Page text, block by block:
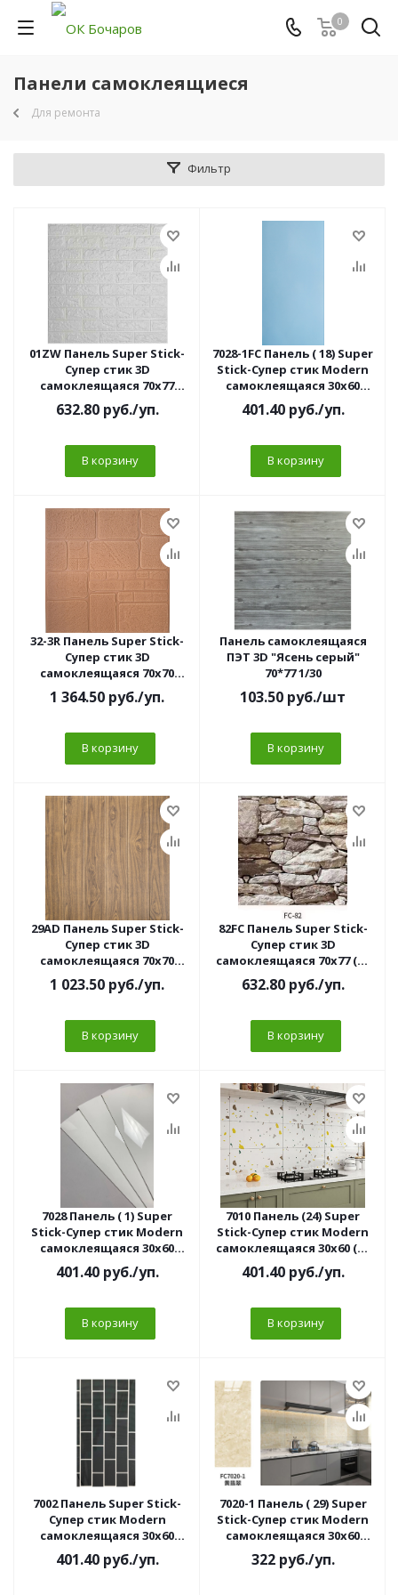
0
Панели самоклеящиеся
Для ремонта
Фильтр
01ZW Панель Super Stick-
Супер стик 3D
самоклеящаяся 70х77
Кирпич белый (10 шт/
уп)3мм
632.80руб./уп.
В корзину
7028-1FC Панель ( 18) Super
Stick-Супер стик Modern
самоклеящаяся 30х60
голубая (10 шт/уп)
401.40руб./уп.
В корзину
32-3R Панель Super Stick-
Супер стик 3D
самоклеящаяся 70х70
Камень Cornea бронза (10
шт/уп)7мм//
1 364.50 руб./уп.
В корзину
Панель самоклеящаяся
ПЭТ 3D "Ясень серый"
70*77 1/30
103.50 руб./шт
В корзину
29AD Панель Super Stick-
Супер стик 3D
самоклеящаяся 70х70
Вагонка (10 шт/уп) 5мм//
1 023.50 руб./уп.
В корзину
82FC Панель Super Stick-
Супер стик 3D
самоклеящаяся 70х77 (10
шт/уп) 3мм
632.80руб./уп.
В корзину
7028 Панель ( 1) Super
Stick-Супер стик Modern
самоклеящаяся 30х60
белая (10 шт/уп)
401.40руб./уп.
В корзину
7010 Панель (24) Super
Stick-Супер стик Modern
самоклеящаяся 30х60 (10
шт/уп)
401.40руб./уп.
В корзину
7002 Панель Super Stick-
Супер стик Modern
самоклеящаяся 30х60
плитка черная (10 шт/уп)
401.40руб./уп.
7020-1 Панель ( 29) Super
Stick-Супер стик Modern
самоклеящаяся 30х60
Мрамор бежевый A (10
шт/уп)//
322руб./уп.